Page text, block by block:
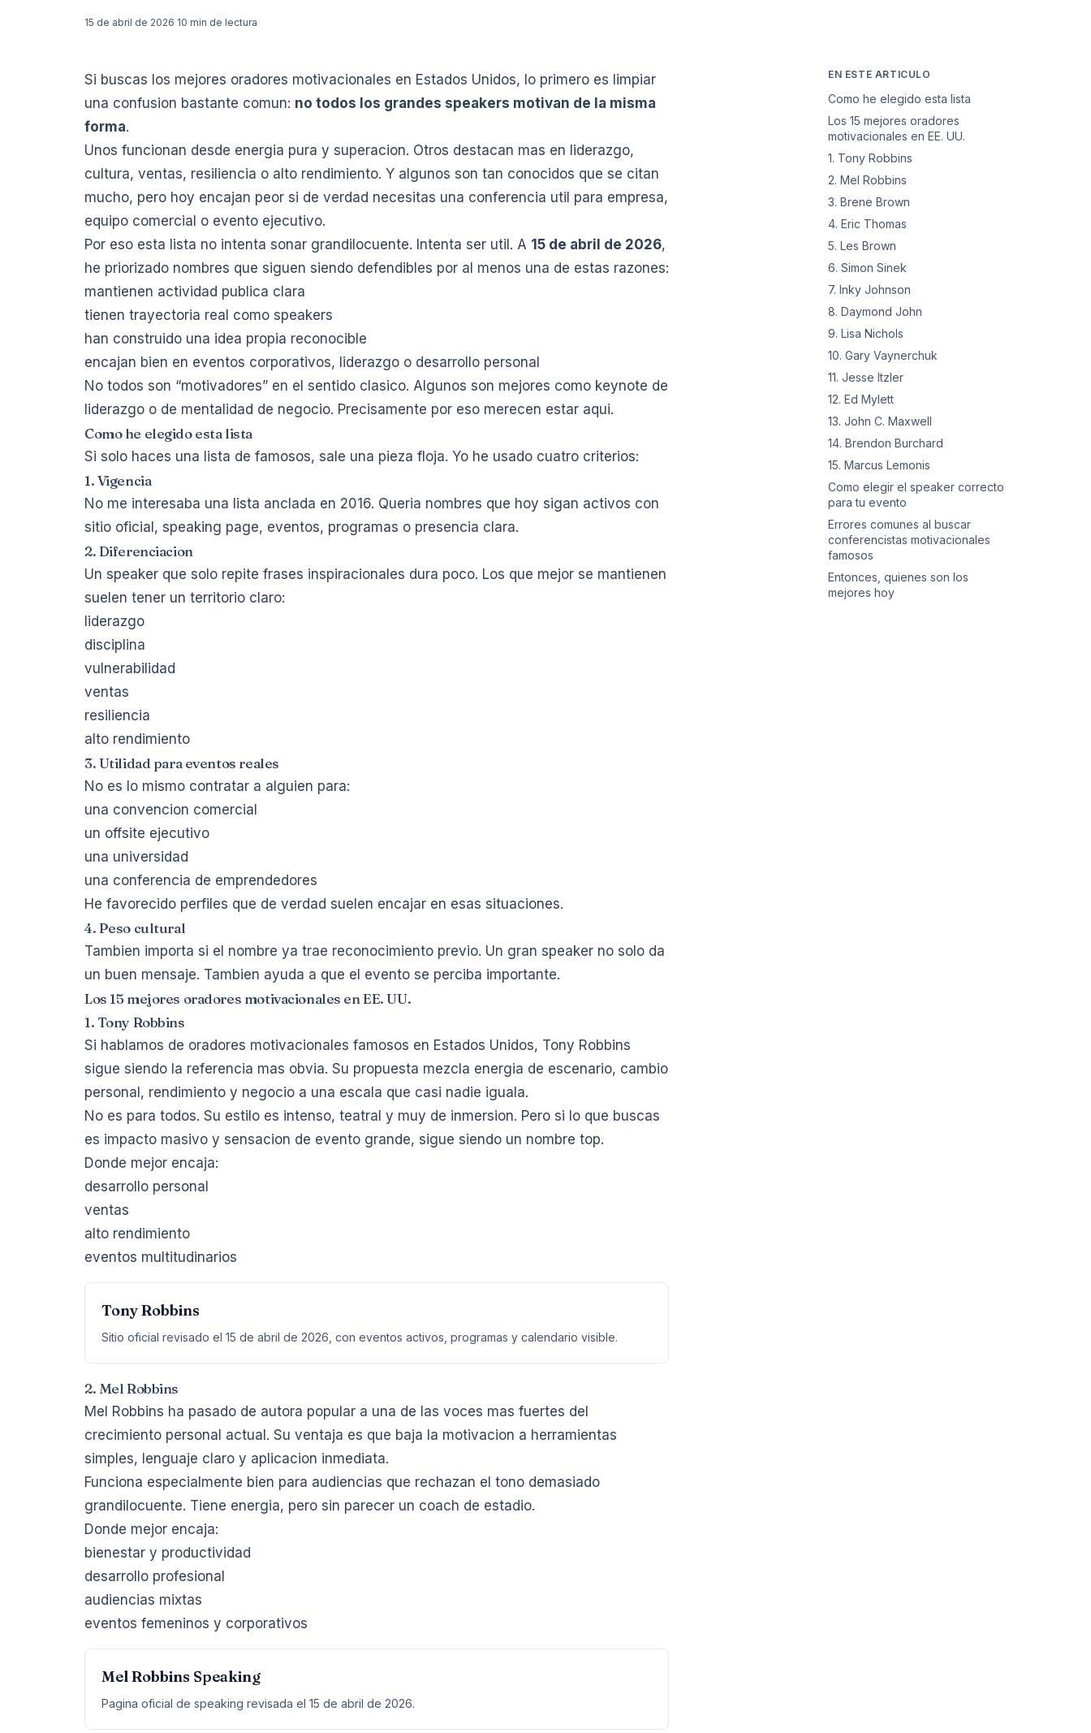
15 de abril de 2026 10 min de lectura
Si buscas los mejores oradores motivacionales en Estados Unidos, lo primero es limpiar
una confusion bastante comun: no todos los grandes speakers motivan de la misma
forma.
Unos funcionan desde energia pura y superacion. Otros destacan mas en liderazgo,
cultura, ventas, resiliencia o alto rendimiento. Y algunos son tan conocidos que se citan
mucho, pero hoy encajan peor si de verdad necesitas una conferencia util para empresa,
equipo comercial o evento ejecutivo.
Por eso esta lista no intenta sonar grandilocuente. Intenta ser util. A 15 de abril de 2026,
he priorizado nombres que siguen siendo defendibles por al menos una de estas razones:
mantienen actividad publica clara
tienen trayectoria real como speakers
han construido una idea propia reconocible
encajan bien en eventos corporativos, liderazgo o desarrollo personal
No todos son “motivadores” en el sentido clasico. Algunos son mejores como keynote de
liderazgo o de mentalidad de negocio. Precisamente por eso merecen estar aqui.
Como he elegido esta lista
Si solo haces una lista de famosos, sale una pieza floja. Yo he usado cuatro criterios:
1. Vigencia
No me interesaba una lista anclada en 2016. Queria nombres que hoy sigan activos con
sitio oficial, speaking page, eventos, programas o presencia clara.
2. Diferenciacion
Un speaker que solo repite frases inspiracionales dura poco. Los que mejor se mantienen
suelen tener un territorio claro:
liderazgo
disciplina
vulnerabilidad
ventas
resiliencia
alto rendimiento
3. Utilidad para eventos reales
No es lo mismo contratar a alguien para:
una convencion comercial
un offsite ejecutivo
una universidad
una conferencia de emprendedores
He favorecido perfiles que de verdad suelen encajar en esas situaciones.
4. Peso cultural
Tambien importa si el nombre ya trae reconocimiento previo. Un gran speaker no solo da
un buen mensaje. Tambien ayuda a que el evento se perciba importante.
Los 15 mejores oradores motivacionales en EE. UU.
1. Tony Robbins
Si hablamos de oradores motivacionales famosos en Estados Unidos, Tony Robbins
sigue siendo la referencia mas obvia. Su propuesta mezcla energia de escenario, cambio
personal, rendimiento y negocio a una escala que casi nadie iguala.
No es para todos. Su estilo es intenso, teatral y muy de inmersion. Pero si lo que buscas
es impacto masivo y sensacion de evento grande, sigue siendo un nombre top.
Donde mejor encaja:
desarrollo personal
ventas
alto rendimiento
eventos multitudinarios
Tony Robbins
Sitio oficial revisado el 15 de abril de 2026, con eventos activos, programas y calendario visible.
2. Mel Robbins
Mel Robbins ha pasado de autora popular a una de las voces mas fuertes del
crecimiento personal actual. Su ventaja es que baja la motivacion a herramientas
simples, lenguaje claro y aplicacion inmediata.
Funciona especialmente bien para audiencias que rechazan el tono demasiado
grandilocuente. Tiene energia, pero sin parecer un coach de estadio.
Donde mejor encaja:
bienestar y productividad
desarrollo profesional
audiencias mixtas
eventos femeninos y corporativos
Mel Robbins Speaking
Pagina oficial de speaking revisada el 15 de abril de 2026.
EN ESTE ARTICULO
Como he elegido esta lista
Los 15 mejores oradores
motivacionales en EE. UU.
1. Tony Robbins
2. Mel Robbins
3. Brene Brown
4. Eric Thomas
5. Les Brown
6. Simon Sinek
7. Inky Johnson
8. Daymond John
9. Lisa Nichols
10. Gary Vaynerchuk
11. Jesse Itzler
12. Ed Mylett
13. John C. Maxwell
14. Brendon Burchard
15. Marcus Lemonis
Como elegir el speaker correcto
para tu evento
Errores comunes al buscar
conferencistas motivacionales
famosos
Entonces, quienes son los
mejores hoy